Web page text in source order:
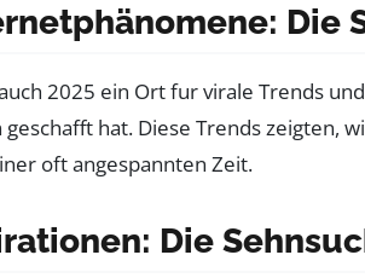
Die
2025 ein Ort fur virale Trends
geschafft hat. Diese Trends zeigten,
oft angespannten Zeit.
Die